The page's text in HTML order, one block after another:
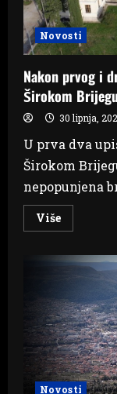
Novosti
Nakon prvog i
Širokom
30 lipnja,
U prva dva
Širokom
nepopunjena
VišeRead
more
prvog
drugog
roka,
gimnazije
u
Širokom
Brijegu
i
ostale
Novosti